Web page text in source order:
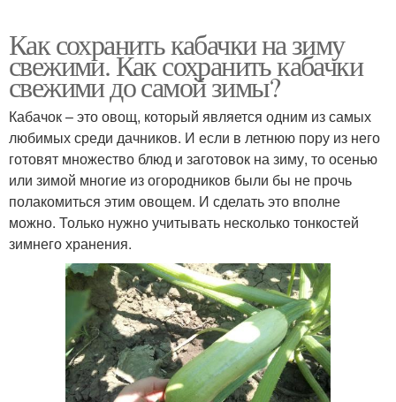
Как сохранить кабачки на зиму
свежими. Как сохранить кабачки
свежими до самой зимы?
Кабачок – это овощ, который является одним из самых
любимых среди дачников. И если в летнюю пору из него
готовят множество блюд и заготовок на зиму, то осенью
или зимой многие из огородников были бы не прочь
полакомиться этим овощем. И сделать это вполне
можно. Только нужно учитывать несколько тонкостей
зимнего хранения.